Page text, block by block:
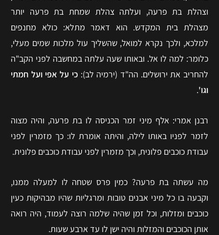
וצהלת בת פרעה, ועלתה צהלת שמחת בת פרעה יותר
מצהלת בית המקדש. הוא דאמר מתלא: כולא מחנפים
למלכא, ולכך נקרא למואל, שהשליך עול מלכות שמים מעלי,
כלומר: למה לו אל. ובאותו שעה עלתה במחשבה לפני הקב"ה
להחריב את ירושלים. הה"ד (ירמיה לב): כי על אפי ועל חמתי
וגו'.
רבנן אמרי: אלף מיני זמר הכניסה לו בת פרעה, והיה מצוה
לזמר לפניו באותו לילה, והיתה אומרת לו: כך מזמרין לפני
עבודת כוכבים פלונית, וכך מזמרין לפני עבודת כוכבים פלונית.
מה עשתה בת פרעה? כמין פרס שטחה לו למעלה ממנו,
וקבעה בו כל מיני אבנים טובות ומרגליות שהיו מבהיקות כעין
כוכבים ומזלות, וכל זמן שהיה שלמה רוצה לעמוד, היה רואה
אותן הכוכבים והמזלות והיה ישן לו עד ארבע שעות.